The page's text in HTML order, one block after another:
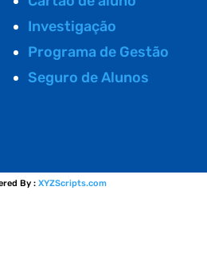
Investigação
Programa de Gestão
Seguro de Alunos
By : XYZScripts.com